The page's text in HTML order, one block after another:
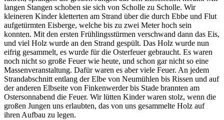
langen Stangen schoben sie sich von Scholle zu Scholle. Wir
kleineren Kinder kletterten am Strand über die durch Ebbe und Flut
aufgetürmten Eisberge, welche bis zu zwei Meter hoch sein
konnten. Mit den ersten Frühlingsstürmen verschwand dann das Eis,
und viel Holz wurde an den Strand gespült. Das Holz wurde nun
eifrig gesammelt, es wurde für die Osterfeuer gebraucht. Es waren
noch nicht so große Feuer wie heute, und schon gar nicht so eine
Massenveranstaltung. Dafür waren es aber viele Feuer. An jedem
Strandabschnitt entlang der Elbe von Neumühlen bis Rissen und auf
der anderen Elbseite von Finkenwerder bis Stade brannten am
Ostersonnabend die Feuer. Wir lütten Kinder waren stolz, wenn die
großen Jungen uns erlaubten, das von uns gesammelte Holz auf
ihren Aufbau zu legen.